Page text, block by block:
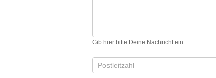
Gib hier bitte Deine Nachricht ein.